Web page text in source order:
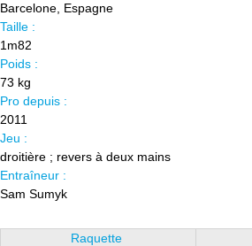
Barcelone, Espagne
Taille :
1m82
Poids :
73 kg
Pro depuis :
2011
Jeu :
droitière ; revers à deux mains
Entraîneur :
Sam Sumyk
Raquette